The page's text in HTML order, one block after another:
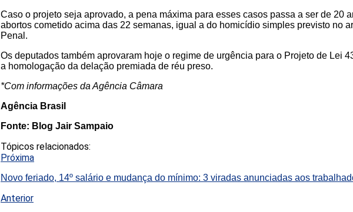
Caso o projeto seja aprovado, a pena máxima para esses casos passa a ser de 20
abortos cometido acima das 22 semanas, igual a do homicídio simples previsto no
Penal.
Os deputados também aprovaram hoje o regime de urgência para o Projeto de Lei
a homologação da delação premiada de réu preso.
*Com informações da Agência Câmara
Agência Brasil
Fonte: Blog Jair Sampaio
Tópicos relacionados:
Próxima
Novo feriado, 14º salário e mudança do mínimo: 3 viradas anunciadas aos
Anterior